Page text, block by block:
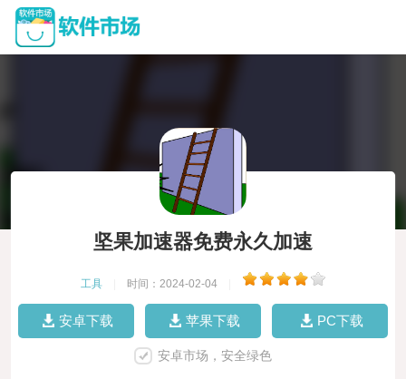
坚果加速器免费永久加速
工具 时间：2024-02-04
安卓下载 苹果下载 PC下载
安卓市场，安全绿色